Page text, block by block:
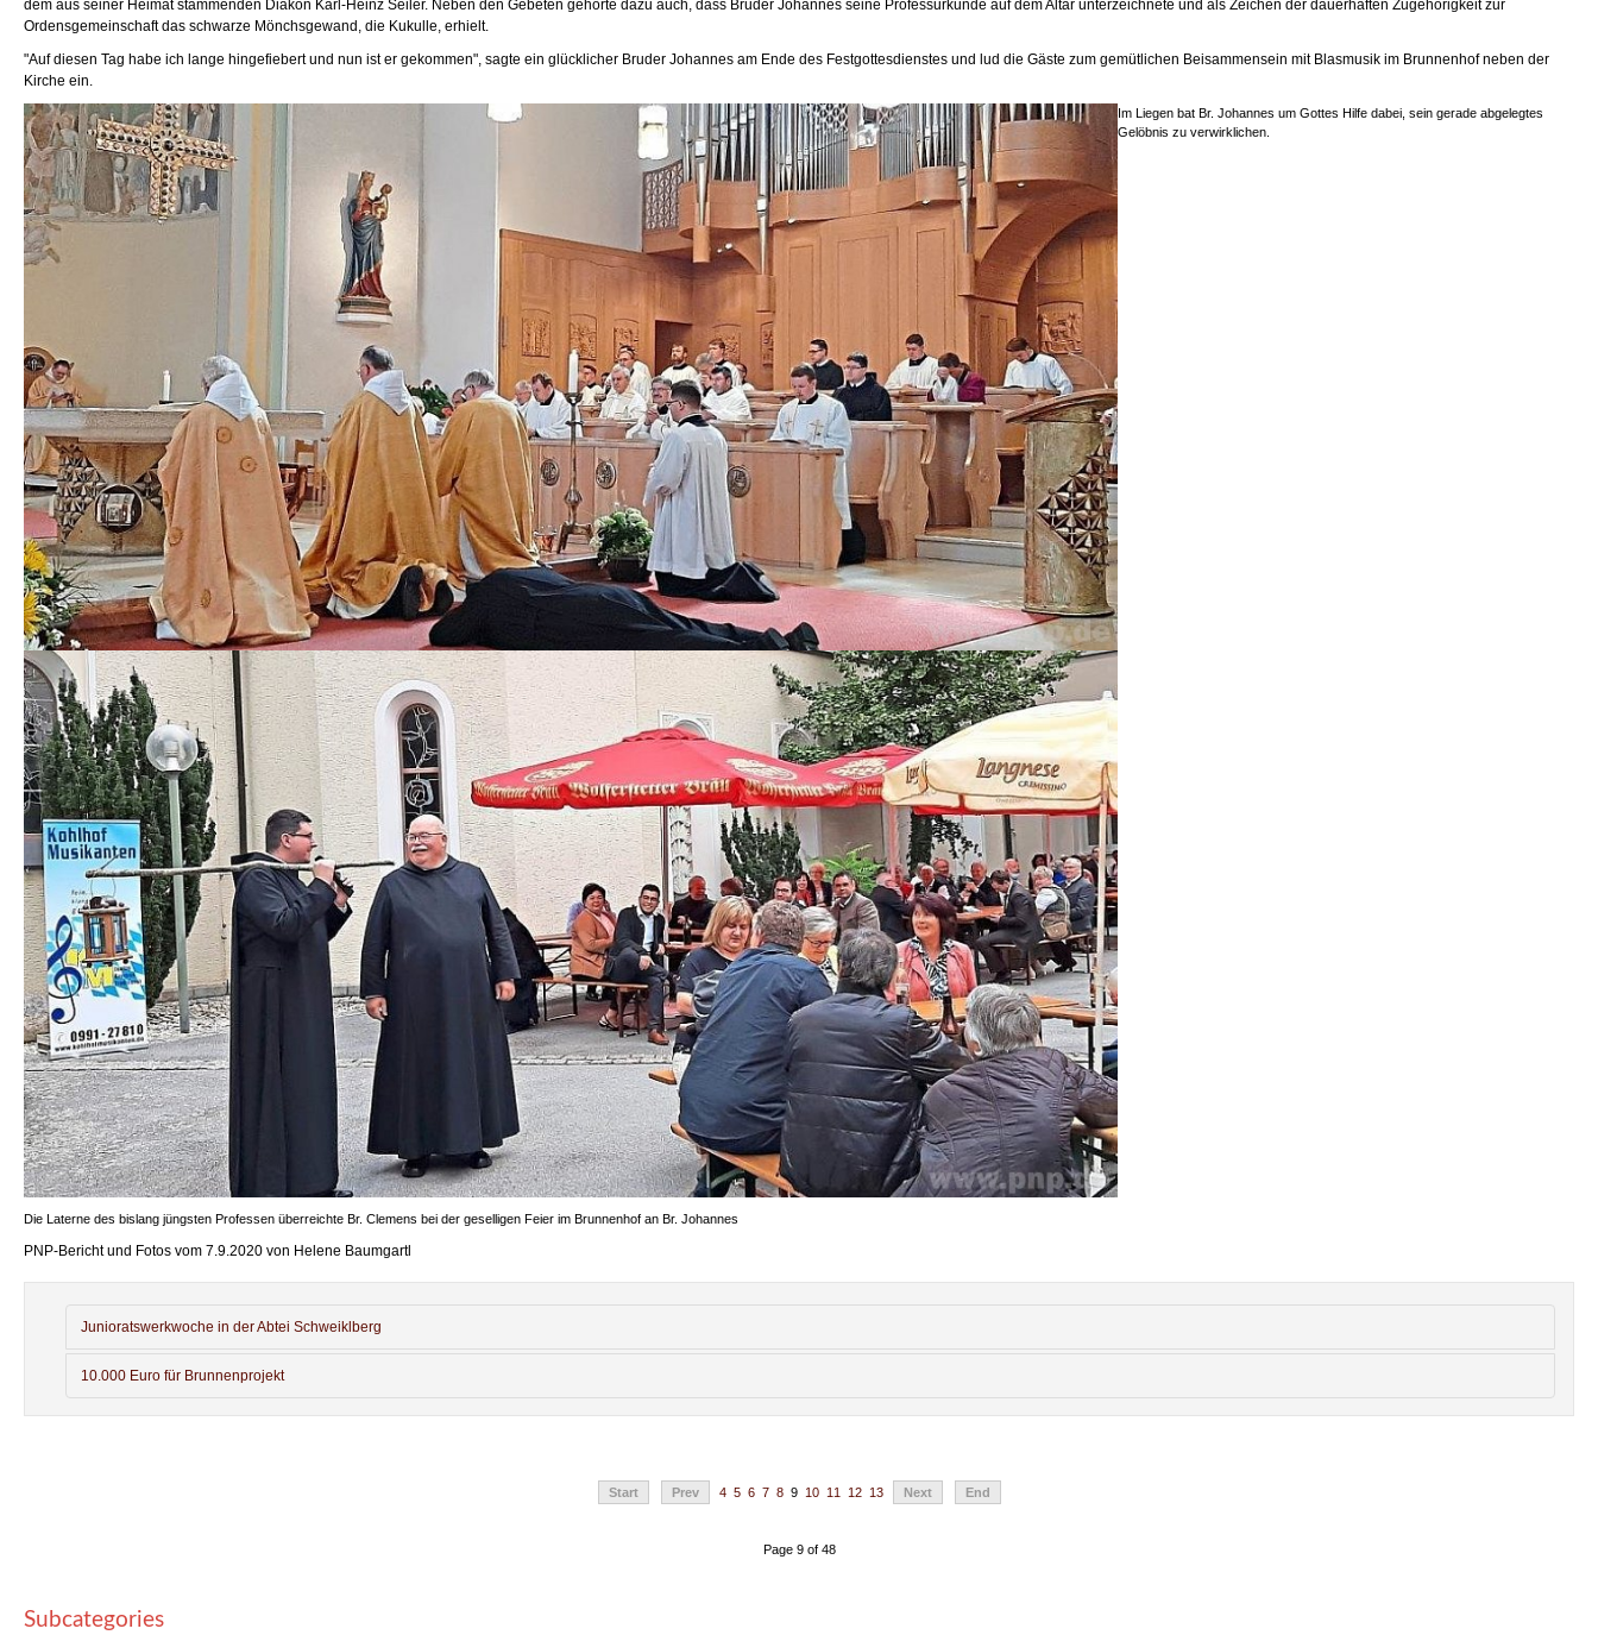
dem aus seiner Heimat stammenden Diakon Karl-Heinz Seiler. Neben den Gebeten gehörte dazu auch, dass Bruder Johannes seine Professurkunde auf dem Altar unterzeichnete und als Zeichen der dauerhaften Zugehörigkeit zur
Ordensgemeinschaft das schwarze Mönchsgewand, die Kukulle, erhielt.
"Auf diesen Tag habe ich lange hingefiebert und nun ist er gekommen", sagte ein glücklicher Bruder Johannes am Ende des Festgottesdienstes und lud die Gäste zum gemütlichen Beisammensein mit Blasmusik im Brunnenhof neben der
Kirche ein.
Im Liegen bat Br. Johannes um Gottes Hilfe dabei, sein gerade abgelegtes
Gelöbnis zu verwirklichen.
Die Laterne des bislang jüngsten Professen überreichte Br. Clemens bei der geselligen Feier im Brunnenhof an Br. Johannes
PNP-Bericht und Fotos vom 7.9.2020 von Helene Baumgartl
Junioratswerkwoche in der Abtei Schweiklberg
10.000 Euro für Brunnenprojekt
Start Prev 4 5 6 7 8 9 10 11 12 13 Next End
Page 9 of 48
Subcategories